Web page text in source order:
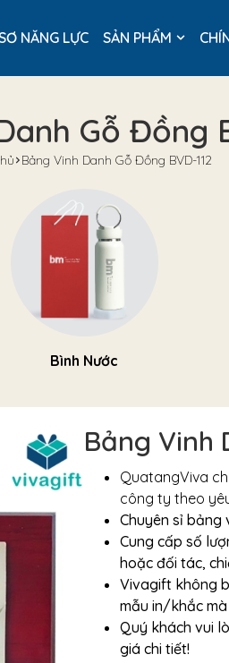
NĂNG LỰC SẢN PHẨM
Gỗ Đồng
Bảng Vinh Danh Gỗ Đồng BVD-112
Bình Nước
Bảng Vinh
QuatangViva
công ty theo
Chuyên sỉ bảng
Cung cấp số
hoặc đối tác,
Vivagift không
mẫu in/khắc
Quý khách vui
giá chi tiết!